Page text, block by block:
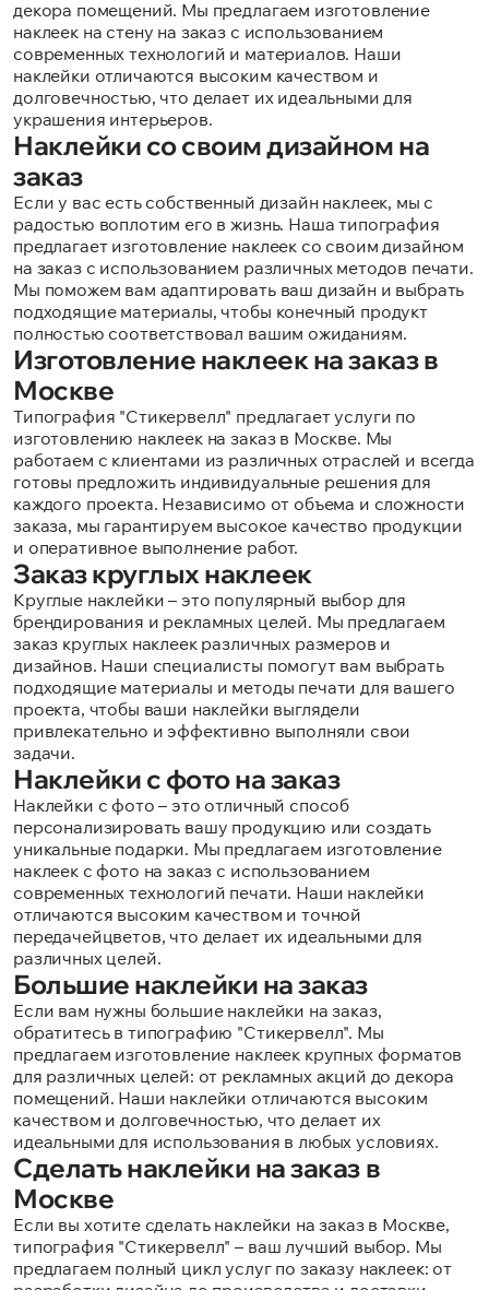
декора помещений. Мы предлагаем изготовление
наклеек на стену на заказ с использованием
современных технологий и материалов. Наши
наклейки отличаются высоким качеством и
долговечностью, что делает их идеальными для
украшения интерьеров.
Наклейки со своим дизайном на
заказ
Если у вас есть собственный дизайн наклеек, мы с
радостью воплотим его в жизнь. Наша типография
предлагает изготовление наклеек со своим дизайном
на заказ с использованием различных методов печати.
Мы поможем вам адаптировать ваш дизайн и выбрать
подходящие материалы, чтобы конечный продукт
полностью соответствовал вашим ожиданиям.
Изготовление наклеек на заказ в
Москве
Типография "Стикервелл" предлагает услуги по
изготовлению наклеек на заказ в Москве. Мы
работаем с клиентами из различных отраслей и всегда
готовы предложить индивидуальные решения для
каждого проекта. Независимо от объема и сложности
заказа, мы гарантируем высокое качество продукции
и оперативное выполнение работ.
Заказ круглых наклеек
Круглые наклейки – это популярный выбор для
брендирования и рекламных целей. Мы предлагаем
заказ круглых наклеек различных размеров и
дизайнов. Наши специалисты помогут вам выбрать
подходящие материалы и методы печати для вашего
проекта, чтобы ваши наклейки выглядели
привлекательно и эффективно выполняли свои
задачи.
Наклейки с фото на заказ
Наклейки с фото – это отличный способ
персонализировать вашу продукцию или создать
уникальные подарки. Мы предлагаем изготовление
наклеек с фото на заказ с использованием
современных технологий печати. Наши наклейки
отличаются высоким качеством и точной
передачейцветов, что делает их идеальными для
различных целей.
Большие наклейки на заказ
Если вам нужны большие наклейки на заказ,
обратитесь в типографию "Стикервелл". Мы
предлагаем изготовление наклеек крупных форматов
для различных целей: от рекламных акций до декора
помещений. Наши наклейки отличаются высоким
качеством и долговечностью, что делает их
идеальными для использования в любых условиях.
Сделать наклейки на заказ в
Москве
Если вы хотите сделать наклейки на заказ в Москве,
типография "Стикервелл" – ваш лучший выбор. Мы
предлагаем полный цикл услуг по заказу наклеек: от